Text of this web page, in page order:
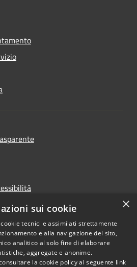
dei dati
Copyright © 2026 • Comune di
×
sui cookie
tecnici e assimilati strettamente
e alla navigazione del sito,
analitico al solo fine di elaborare
aggregate e anonime.
la cookie policy al seguente link